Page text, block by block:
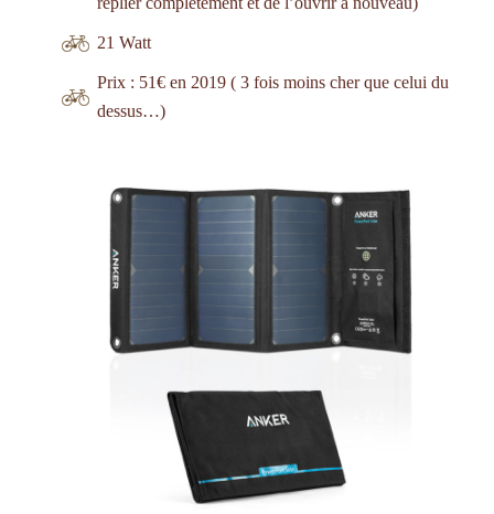
21 Watt
Prix : 51€ en 2019 ( 3 fois moins cher que celui du
dessus…)